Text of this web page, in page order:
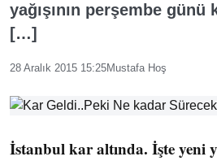
yağışının perşembe
[…]
28 Aralık 2015 15:25Mustafa Hoş
İstanbul kar altında. İşte yeni